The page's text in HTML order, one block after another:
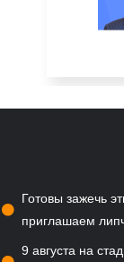
Готовы зажечь
приглашаем
9 августа на